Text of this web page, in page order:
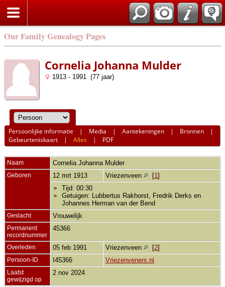
Our Family Genealogy Pages
Cornelia Johanna Mulder
1913 - 1991 (77 jaar)
Persoonlijke informatie | Media |Aantekeningen | Bronnen |
Gebeurteniskaart |Alles | PDF
Naam Cornelia Johanna Mulder
Geboren 12 mrt 1913 Vriezenveen [1 ]
Tijd: 00:30
Getuigen: Lubbertus Rakhorst, Fredrik Derks en
Johannes Herman van der Bend
Geslacht Vrouwelijk
Permanent
recordnummer
45366
Overleden 05 feb 1991 Vriezenveen [2]
Persoon-ID I45366 Vriezenveners.nl
Laatst
gewijzigd op
2 nov 2024